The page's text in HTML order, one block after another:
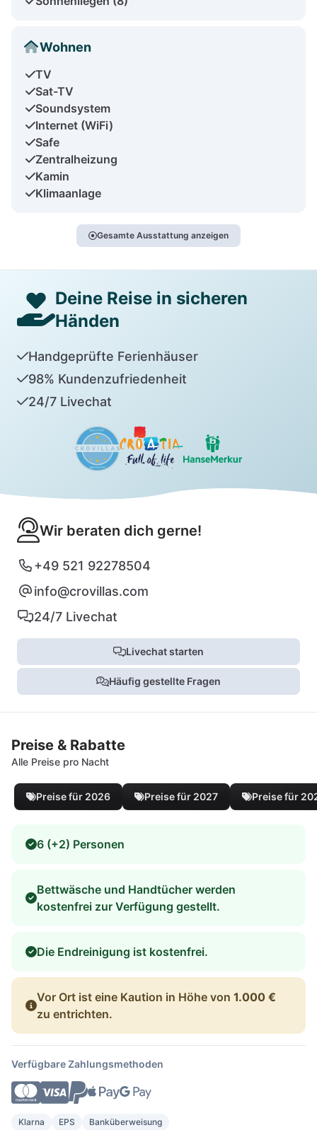
Wohnen
TV
Sat-TV
Soundsystem
Internet (WiFi)
Safe
Zentralheizung
Kamin
Klimaanlage
Gesamte Ausstattung anzeigen
Deine Reise in sicheren
Händen
Handgeprüfte Ferienhäuser
98% Kundenzufriedenheit
24/7 Livechat
Wir beraten dich gerne!
+49 521 92278504
info@crovillas.com
24/7 Livechat
Livechat starten
Häufig gestellte Fragen
Preise & Rabatte
Alle Preise pro Nacht
Preise für 2026 Preise für 2027 Preise für
6 (+2) Personen
Bettwäsche und Handtücher werden
kostenfrei zur Verfügung gestellt.
Die Endreinigung ist kostenfrei.
Vor Ort ist eine Kaution in Höhe von 1.000 €
zu entrichten.
Verfügbare Zahlungsmethoden
Klarna EPS Banküberweisung